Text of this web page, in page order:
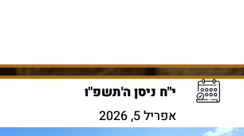
י"ח ניסן ה'תשפ"ו
אפריל 5, 2026